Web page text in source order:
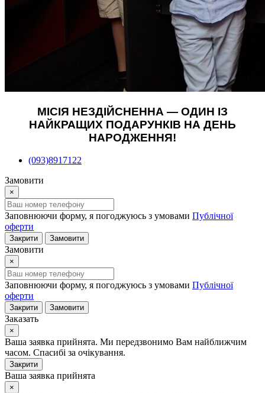
МІСІЯ НЕЗДІЙСНЕННА — ОДИН ІЗ
НАЙКРАЩИХ ПОДАРУНКІВ НА ДЕНЬ
НАРОДЖЕННЯ!
(093)8917122
Замовити
×
Заповнюючи форму, я погоджуюсь з умовами Публічної
оферти
Закрити Замовити
Замовити
×
Заповнюючи форму, я погоджуюсь з умовами Публічної
оферти
Закрити Замовити
Заказать
×
Ваша заявка прийнята. Ми передзвонимо Вам найближчим
часом. Спасибі за очікування.
Закрити
Ваша заявка прийнята
×